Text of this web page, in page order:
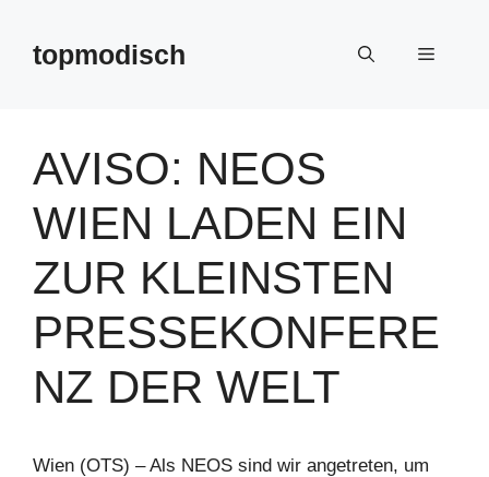
springentopmodisch Menü
AVISO: NEOS
WIEN LADEN EIN
ZUR KLEINSTEN
PRESSEKONFERE
NZ DER WELT
Wien (OTS) – Als NEOS sind wir angetreten, um